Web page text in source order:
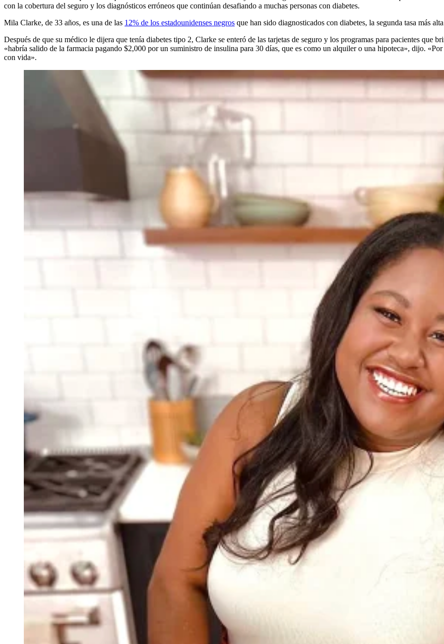
con la cobertura del seguro y los diagnósticos erróneos que continúan desafiando a muchas personas con diabetes.
Mila Clarke, de 33 años, es una de las 12% de los estadounidenses negros que han sido diagnosticados con diabetes, la segunda tasa más
Después de que su médico le dijera que tenía diabetes tipo 2, Clarke se enteró de las tarjetas de seguro y los programas para pacientes que
«habría salido de la farmacia pagando $2,000 por un suministro de insulina para 30 días, que es como un alquiler o una hipoteca», dijo.
con vida».